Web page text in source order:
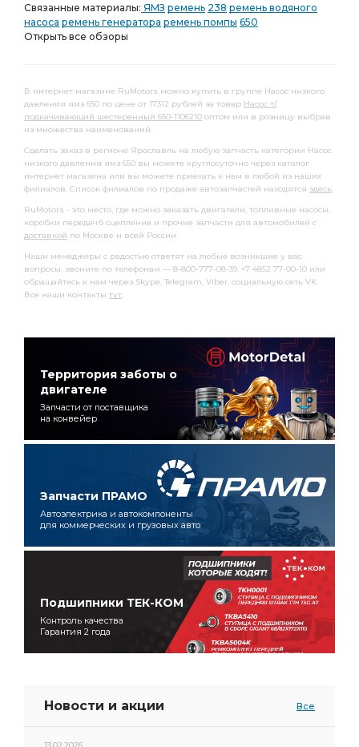
Связанные материалы: ЯМЗ ремень 238 ремень водяного
насоса ремень генератора ремень помпы 650
Открыть все обзоры
В интернет магазине RuMotors можно купить в группе Насос низкого
давления ямз 650 по цене от 17312 рублей за товар Насос т/
подкачивающий шестеренный 650-1106210 оптом или в розницу выбрав
из множества наименований.
Сделать заказ в регионе Ярославль на любую запчасть категории Насос
низкого давления ямз 650 вы можете круглосуточно через каталог
интернет магазина или вы можете приехать к нам в любой из наших
филиалов. Список филиалов по продаже автозапчастей находятся здесь.
RuMotors - это место, где можно заказать двигатели, топливные насосы,
коробки передачб сцепление и прочие запчасти для автомобилей с
доставкой по Москве и всей России.
Наши менеджеры с радостью ответят на любые возникшие у вас
вопросы, звоните по телефонам — 8-800-777-08-39, +7 4852 77-00-10 или
обращайтесь к нам через Skype, Telegram, Viber, социальную сеть VK.
Все наши контакты тут.
Территория заботы о
двигателе
Запчасти от поставщика
на конвейер
Запчасти ПРАМО
Автоэлектрика и автокомпоненты
для коммерческих и грузовых авто
Подшипники ТЕК-КОМ
Контроль качества
Гарантия 2 года
Новости и акции Все